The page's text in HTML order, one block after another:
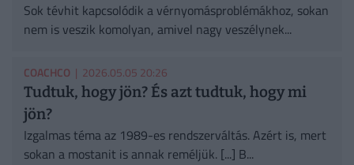
Sok tévhit kapcsolódik a vérnyomásproblémákhoz, sokan
nem is veszik komolyan, amivel nagy veszélynek...
COACHCO | 2026.05.05 20:26
Tudtuk, hogy jön? És azt tudtuk, hogy mi
jön?
Izgalmas téma az 1989-es rendszerváltás. Azért is, mert
sokan a mostanit is annak reméljük. [...] B...